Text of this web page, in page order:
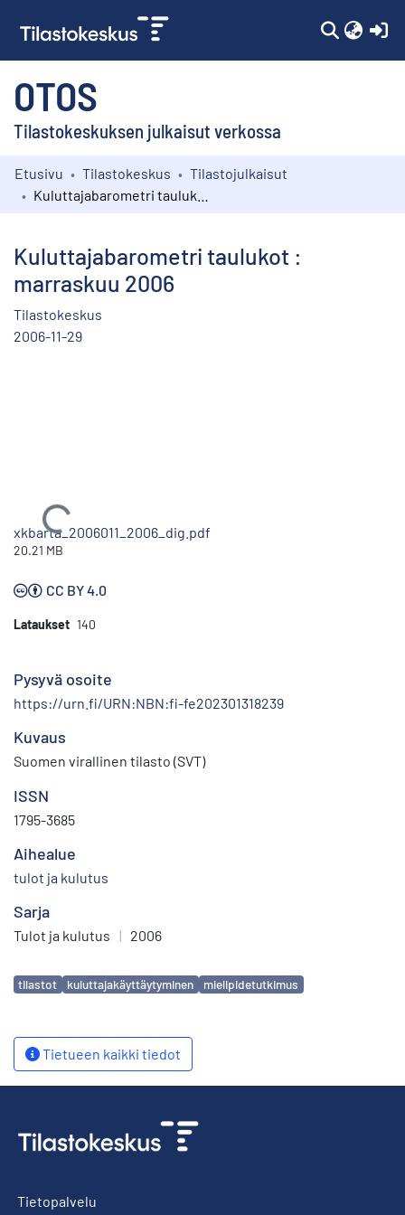
OTOS
Tilastokeskuksen julkaisut verkossa
Kokoelmat
Etusivu Tilastokeskus
Tilastojulkaisut
Kuluttajabarometri taulukot :
marraskuu 2006
Tilastokeskus
2006-11-29
Ladataan...
xkbarta_2006011_2006_dig.pdf
20.21 MB
CC BY 4.0
Lataukset 140
Pysyvä osoite
https://urn.fi/URN:NBN:fi-fe202301318239
Kuvaus
Suomen virallinen tilasto (SVT)
ISSN
1795-3685
Aihealue
tulot ja kulutus
Sarja
Tulot ja kulutus | 2006
Avainsanat
tilastot kuluttajakäyttäytyminen mielipidetutkimus
Tietueen kaikki tiedot
Tietopalvelu